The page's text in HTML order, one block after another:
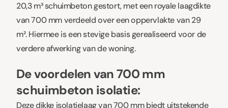
20,3 m³ schuimbeton gestort, met een royale laagdikte
van 700 mm verdeeld over een oppervlakte van 29
m². Hiermee is een stevige basis gerealiseerd voor de
verdere afwerking van de woning.
De voordelen van 700 mm
schuimbeton isolatie:
Deze dikke isolatielaag van 700 mm biedt uitstekende